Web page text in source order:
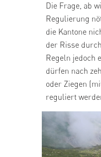
Die Frage, ab
Regulierung
die Kantone
der Risse
Regeln jedoch
dürfen nach
oder Ziegen
reguliert